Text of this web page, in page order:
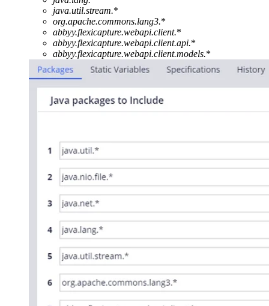
java.util.stream.*
org.apache.commons.lang3.*
abbyy.flexicapture.webapi.client.*
abbyy.flexicapture.webapi.client.api.*
abbyy.flexicapture.webapi.client.models.*